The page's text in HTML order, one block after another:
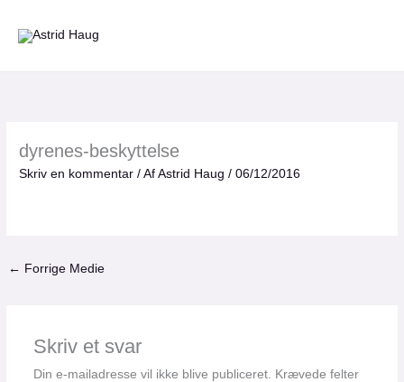
dyrenes-beskyttelse
Skriv en kommentar / AfAstrid Haug/06/12/2016
← Forrige Medie
Skriv et svar
Din e-mailadresse vil ikke blive publiceret. Krævede felter